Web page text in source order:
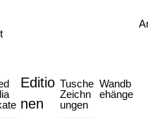
Editio
nen
Tusche
Zeichn
ungen
Wandb
ehänge